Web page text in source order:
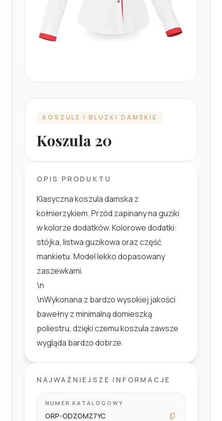
KOSZULE I BLUZKI DAMSKIE
Koszula 20
OPIS PRODUKTU
Klasyczna koszula damska z
kołnierzykiem. Przód zapinany na guziki
w kolorze dodatków. Kolorowe dodatki:
stójka, listwa guzikowa oraz część
mankietu. Model lekko dopasowany
zaszewkami.
\n
\nWykonana z bardzo wysokiej jakości
bawełny z minimalną domieszką
poliestru, dzięki czemu koszula zawsze
wygląda bardzo dobrze.
NAJWAŻNIEJSZE INFORMACJE
NUMER KATALOGOWY
GRP-ODZGMZ7YC